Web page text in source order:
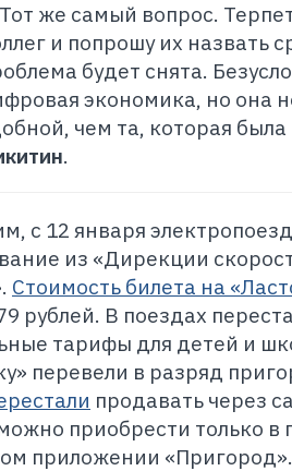
же самый вопрос.
и попрошу их назвать
будет снята.
экономика, но она
чем та, которая
.
с 12 января
из «Дирекции
Стоимость билета на
рублей. В поездах
тарифы для детей и
перевели в разряд
продавать через
приобрести только в
приложении «Пригород».